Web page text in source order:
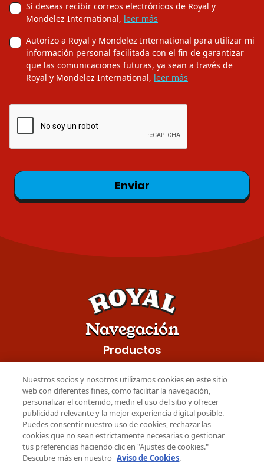
Si deseas recibir correos electrónicos de Royal y
Mondelez International, leer más
Autorizo a Royal y Mondelez International para utilizar mi
información personal facilitada con el fin de garantizar
que las comunicaciones futuras, ya sean a través de
Royal y Mondelez International, leer más
Enviar
Navegación
Productos
Recetas
Mondelez International
Aviso de privacidad
Política de cookies
Términos
Contáctanos
Nuestros socios y nosotros utilizamos cookies en este sitio
web con diferentes fines, como facilitar la navegación,
personalizar el contenido, medir el uso del sitio y ofrecer
publicidad relevante y la mejor experiencia digital posible.
Puedes consentir nuestro uso de cookies, rechazar las
cookies que no sean estrictamente necesarias o gestionar
tus preferencias haciendo clic en "Ajustes de cookies."
Descubre más en nuestro Aviso de Cookies.